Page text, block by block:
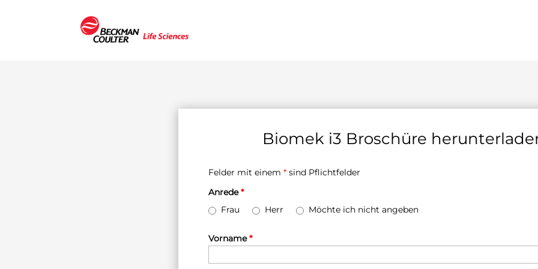
Biomek i3 Broschüre
Felder mit einem * sind Pflichtfelder
Anrede*
Frau
Herr Möchte ich nicht angeben
Vorname*